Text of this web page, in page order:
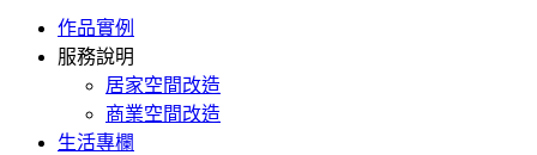
作品實例
服務說明
居家空間改造
商業空間改造
生活專欄